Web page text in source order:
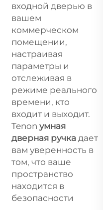
входной дверью в
вашем
коммерческом
помещении,
настраивая
параметры и
отслеживая в
режиме реального
времени, кто
входит и выходит.
Tenon умная
дверная ручка дает
вам уверенность в
том, что ваше
пространство
находится в
безопасности